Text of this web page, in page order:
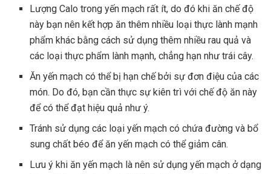
Lượng Calo trong yến mạch rất ít, do đó khi ăn chế độ
này bạn nên kết hợp ăn thêm nhiều loại thực lành mạnh
phẩm khác bằng cách sử dụng thêm nhiều rau quả và
các loại thực phẩm lành mạnh, chẳng hạn như trái cây.
Ăn yến mạch có thể bị hạn chế bởi sự đơn điệu của các
món. Do đó, bạn cần thực sự kiên trì với chế độ ăn này
để có thể đạt hiệu quả như ý.
Tránh sử dụng các loại yến mạch có chứa đường và bổ
sung chất béo để ăn yến mạch có thể giảm cân.
Lưu ý khi ăn yến mạch là nên sử dụng yến mạch ở dạng